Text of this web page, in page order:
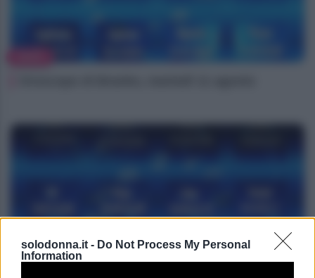
solodonna.it - Do Not Process My Personal
Information